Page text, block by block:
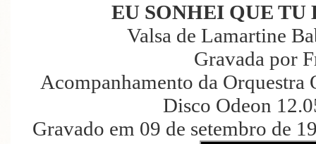
EU SONHEI QUE TU
Valsa de Lamartine
Gravada por
Acompanhamento da Orquestra
Disco Odeon
Gravado em 09 de setembro de